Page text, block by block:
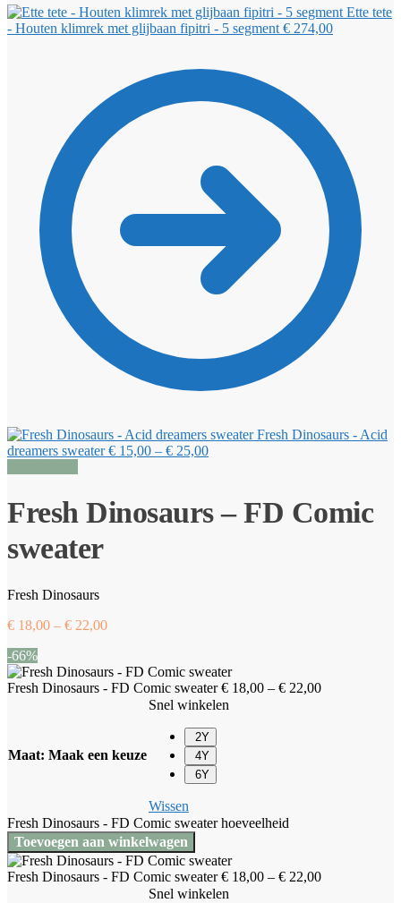
Ette tete
- Houten klimrek met glijbaan fipitri - 5 segment € 274,00
Fresh Dinosaurs - Acid
dreamers sweater € 15,00 – € 25,00
Fresh Dinosaurs – FD Comic
sweater
Fresh Dinosaurs
€ 18,00 – € 22,00
-66%
Fresh Dinosaurs - FD Comic sweater € 18,00 – € 22,00
Maat: Maak een keuze
Snel winkelen
2Y
4Y
6Y
Wissen
Fresh Dinosaurs - FD Comic sweater hoeveelheid
Toevoegen aan winkelwagen
Fresh Dinosaurs - FD Comic sweater € 18,00 – € 22,00
Snel winkelen